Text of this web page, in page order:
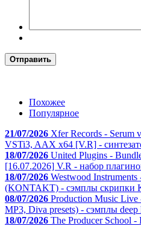
Отправить
Похожее
Популярное
21/07/2026 Xfer Records - Serum
VSTi3, AAX x64 [V.R] -
18/07/2026 United Plugins -
[16.07.2026] V.R - набор
18/07/2026 Westwood
(KONTAKT) - сэмплы скрипки
08/07/2026 Production Music
MP3, Diva presets) - сэмплы deep
18/07/2026 The Producer School